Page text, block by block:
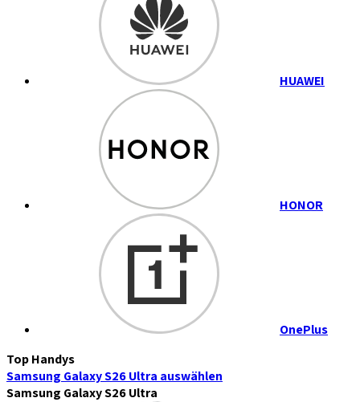
HUAWEI
HONOR
OnePlus
Top Handys
Samsung Galaxy S26 Ultra auswählen
Samsung Galaxy S26 Ultra